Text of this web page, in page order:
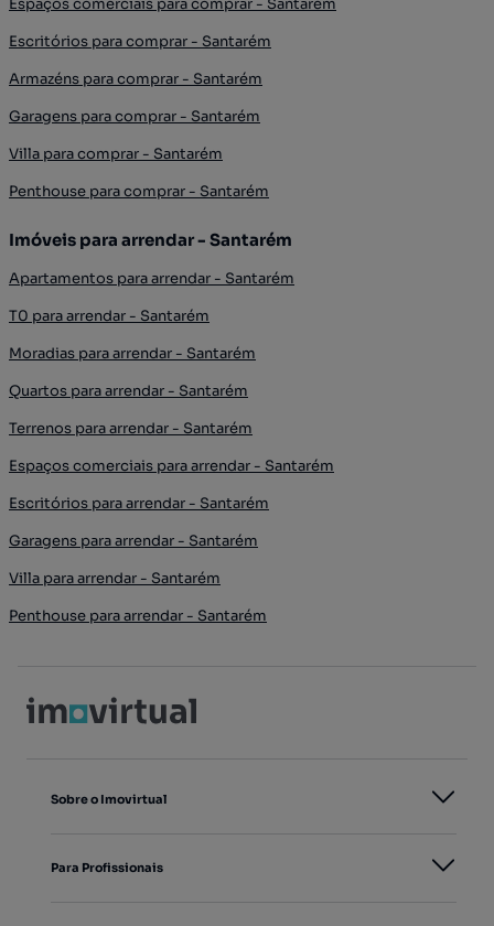
Espaços comerciais para comprar - Santarém
Escritórios para comprar - Santarém
Armazéns para comprar - Santarém
Garagens para comprar - Santarém
Villa para comprar - Santarém
Penthouse para comprar - Santarém
Imóveis para arrendar - Santarém
Apartamentos para arrendar - Santarém
T0 para arrendar - Santarém
Moradias para arrendar - Santarém
Quartos para arrendar - Santarém
Terrenos para arrendar - Santarém
Espaços comerciais para arrendar - Santarém
Escritórios para arrendar - Santarém
Garagens para arrendar - Santarém
Villa para arrendar - Santarém
Penthouse para arrendar - Santarém
Sobre o Imovirtual
Para Profissionais